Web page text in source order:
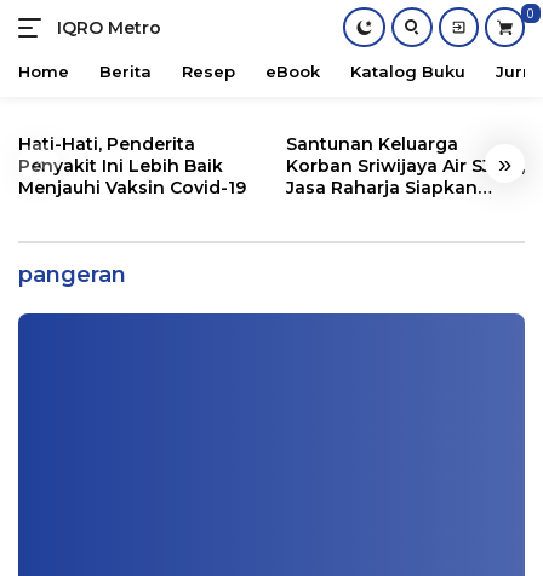
content
IQRO Metro
Lets
Bright
0
Home Berita Resep eBook Katalog Buku
« »
Hati-Hati, Penderita
Penyakit Ini Lebih Baik
Menjauhi Vaksin Covid-19
Santunan Keluarga
Korban Sriwijaya Air SJ182,
Jasa Raharja Siapkan
pangeran
Pangeran Arab Disuntik Vaksin Pfizer,
Turki
Info Metro, Kesehatan